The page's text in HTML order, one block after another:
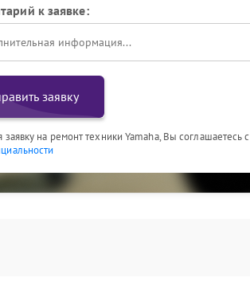
к заявке:
заявку
заявку на ремонт техники Yamaha, Вы соглашаетесь с